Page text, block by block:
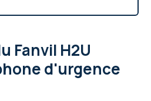
Fanvil H2U
d'urgence